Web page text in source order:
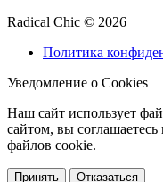
Radical Chic © 2026
Политика
Уведомление о Cookies
Наш сайт использует
сайтом, вы
файлов cookie.
Принять Отказаться